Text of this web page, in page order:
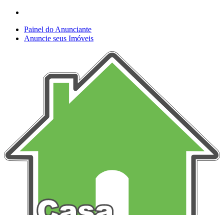
Painel do Anunciante
Anuncie seus Imóveis